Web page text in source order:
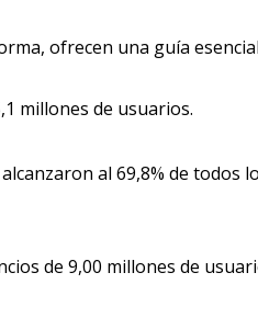
ofrecen una guía
millones de usuarios.
al 69,8% de todos
de 9,00 millones de